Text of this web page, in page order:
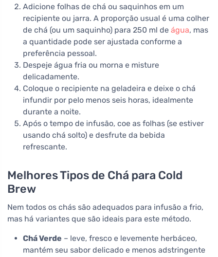
Adicione folhas de chá ou saquinhos em um
recipiente ou jarra. A proporção usual é uma colher
de chá (ou um saquinho) para 250 ml de água, mas
a quantidade pode ser ajustada conforme a
preferência pessoal.
Despeje água fria ou morna e misture
delicadamente.
Coloque o recipiente na geladeira e deixe o chá
infundir por pelo menos seis horas, idealmente
durante a noite.
Após o tempo de infusão, coe as folhas (se estiver
usando chá solto) e desfrute da bebida
refrescante.
Melhores Tipos de Chá para Cold
Brew
Nem todos os chás são adequados para infusão a frio,
mas há variantes que são ideais para este método.
Chá Verde – leve, fresco e levemente herbáceo,
mantém seu sabor delicado e menos adstringente